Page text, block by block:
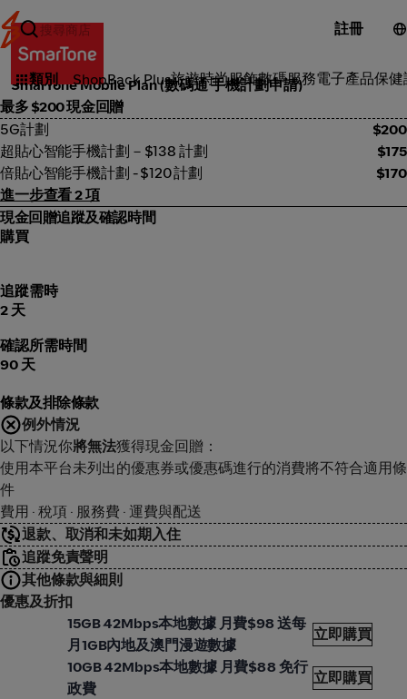
註冊
類別 ShopBack Plus旅遊時尚服飾數碼服務電子產品保健
電訊
SmarTone Mobile Plan (數碼通 手機計劃申請)
最多 $200 現金回贈
5G計劃
$200
超貼心智能手機計劃－$138 計劃
$175
倍貼心智能手機計劃 - $120 計劃
$170
進一步查看 2 項
現金回贈追蹤及確認時間
購買
追蹤需時
2 天
確認所需時間
90 天
條款及排除條款
例外情況
以下情況你將無法獲得現金回贈：
使用本平台未列出的優惠券或優惠碼進行的消費將不符合適用條
件
費用 · 稅項 · 服務費 · 運費與配送
退款、取消和未如期入住
追蹤免責聲明
其他條款與細則
優惠及折扣
Mobile Plan (數碼通 手機計劃申請)
15GB 42Mbps本地數據 月費$98 送每
月1GB內地及澳門漫遊數據
立即購買
Mobile Plan (數碼通 手機計劃申請)
10GB 42Mbps本地數據 月費$88 免行
政費
立即購買